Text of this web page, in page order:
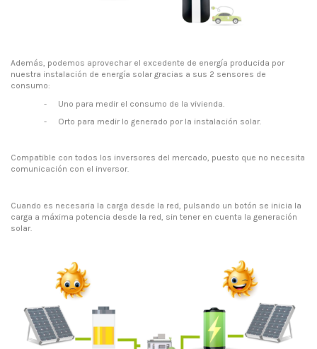
Además, podemos aprovechar el excedente de energía producida por
nuestra instalación de energía solar gracias a sus 2 sensores de
consumo:
-
Uno para medir el consumo de la vivienda.
-
Orto para medir lo generado por la instalación solar.
Compatible con todos los inversores del mercado, puesto que no necesita
comunicación con el inversor.
Cuando es necesaria la carga desde la red, pulsando un botón se inicia la
carga a máxima potencia desde la red, sin tener en cuenta la generación
solar.